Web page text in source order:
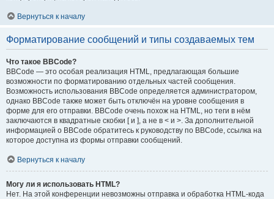
Вернуться к началу
Форматирование сообщений и типы создаваемых тем
Что такое BBCode?
BBCode — это особая реализация HTML, предлагающая большие
возможности по форматированию отдельных частей сообщения.
Возможность использования BBCode определяется администратором,
однако BBCode также может быть отключён на уровне сообщения в
форме для его отправки. BBCode очень похож на HTML, но теги в нём
заключаются в квадратные скобки [ и ], а не в < и >. За дополнительной
информацией о BBCode обратитесь к руководству по BBCode, ссылка на
которое доступна из формы отправки сообщений.
Вернуться к началу
Могу ли я использовать HTML?
Нет. На этой конференции невозможны отправка и обработка HTML-кода